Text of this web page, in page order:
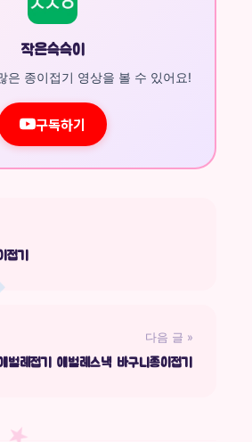
작은슥슥이
은 종이접기 영상을 볼 수 있어요!
구독하기
기
다음 글 »
벌레접기 애벌레스낵 바구니종이접기